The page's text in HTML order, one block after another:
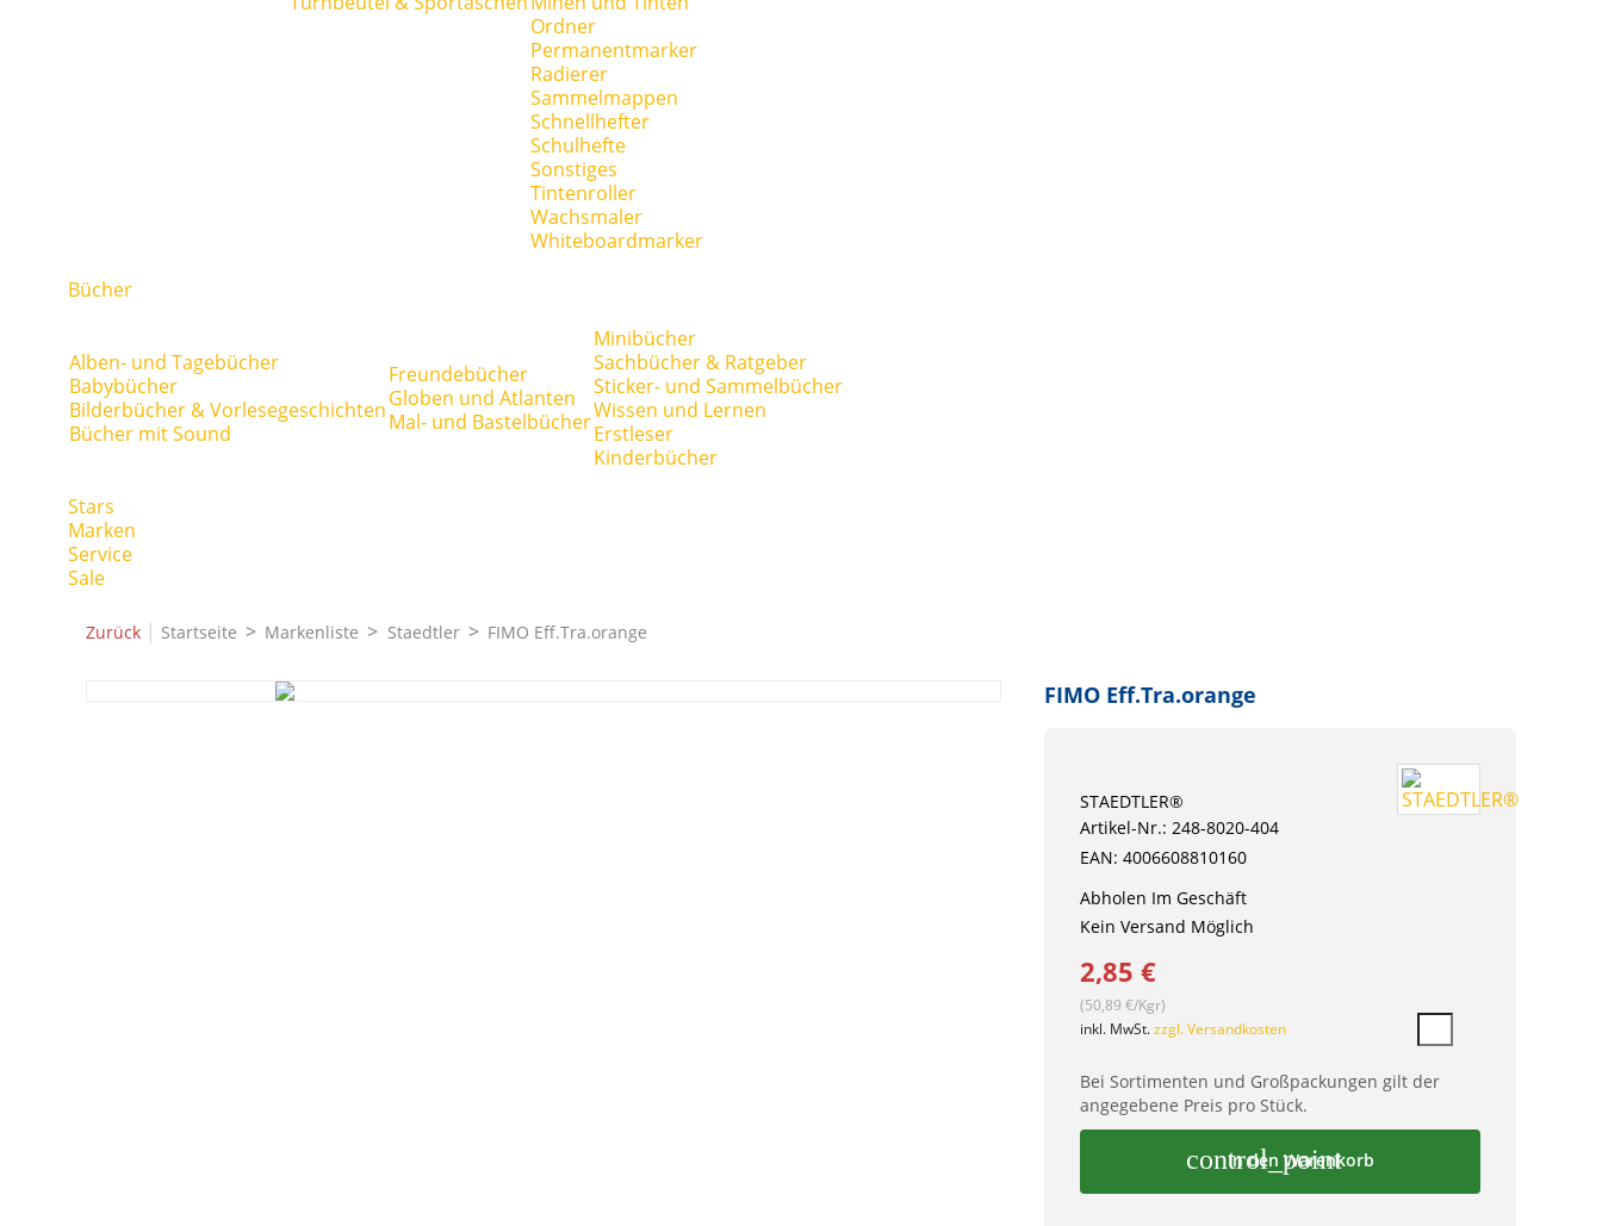
Ordner
Permanentmarker
Radierer
Sammelmappen
Schnellhefter
Schulhefte
Sonstiges
Tintenroller
Wachsmaler
Whiteboardmarker
Bücher
Alben- und Tagebücher
Babybücher
Bilderbücher & Vorlesegeschichten
Bücher mit Sound
Freundebücher
Globen und Atlanten
Mal- und Bastelbücher
Minibücher
Sachbücher & Ratgeber
Sticker- und Sammelbücher
Wissen und Lernen
Erstleser
Kinderbücher
Stars
Marken
Service
Sale
Zurück | Startseite Markenliste Staedtler FIMO Eff.Tra.orange
FIMO Eff.Tra.orange
STAEDTLER®
Artikel-Nr.: 248-8020-404
EAN: 4006608810160
Abholen Im Geschäft
Kein Versand Möglich
2,85 €
(50,89 €/Kgr)
inkl. MwSt.zzgl. Versandkosten
Bei Sortimenten und Großpackungen gilt der
angegebene Preis pro Stück.
control_point
In den Warenkorb